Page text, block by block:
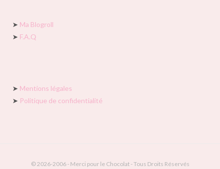
➤ Ma Blogroll
➤ F.A.Q
➤ Mentions légales
➤ Politique de confidentialité
© 2026-2006 - Merci pour le Chocolat - Tous Droits Réservés